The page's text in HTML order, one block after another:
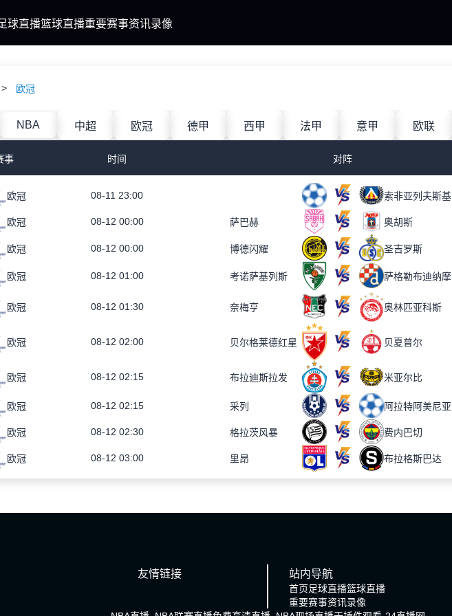
球直播篮球直播重要赛事资讯录像
欧冠
NBA 中超 欧冠 德甲 西甲 法甲 意甲 欧联
事 时间 对阵
欧冠 08-11 23:00 索非亚列夫斯基
欧冠 08-12 00:00 萨巴赫 奥胡斯
欧冠 08-12 00:00 博德闪耀 圣吉罗斯
欧冠 08-12 01:00 考诺萨基列斯 萨格勒布迪纳摩
欧冠 08-12 01:30 奈梅亨 奥林匹亚科斯
欧冠 08-12 02:00 贝尔格莱德红星 贝夏普尔
欧冠 08-12 02:15 布拉迪斯拉发 米亚尔比
欧冠 08-12 02:15 采列 阿拉特阿美尼亚
欧冠 08-12 02:30 格拉茨风暴 费内巴切
欧冠 08-12 03:00 里昂 布拉格斯巴达
友情链接 站内导航
首页足球直播篮球直播
重要赛事资讯录像